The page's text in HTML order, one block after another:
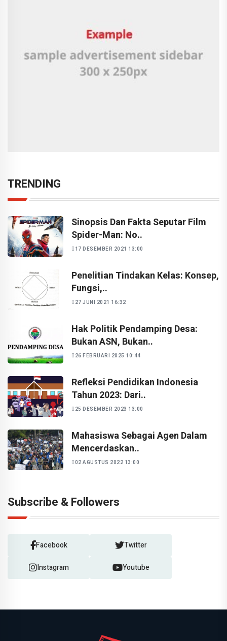
TRENDING
Sinopsis Dan Fakta Seputar Film
Spider-Man: No..
17 DESEMBER 2021 13:00
Penelitian Tindakan Kelas: Konsep,
Fungsi,..
27 JUNI 2021 16:32
Hak Politik Pendamping Desa:
Bukan ASN, Bukan..
26 FEBRUARI 2025 10:44
Refleksi Pendidikan Indonesia
Tahun 2023: Dari..
25 DESEMBER 2023 13:00
Mahasiswa Sebagai Agen Dalam
Mencerdaskan..
02 AGUSTUS 2022 13:00
Subscribe & Followers
Facebook Twitter
Instagram Youtube